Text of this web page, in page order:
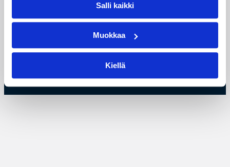
Salli kaikki
Muokkaa
Kiellä
© Suomen Koripalloliitto ry 2026